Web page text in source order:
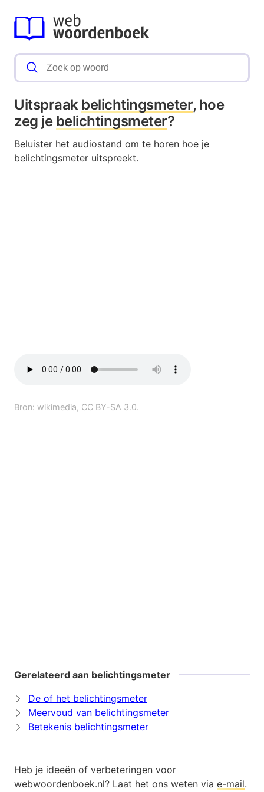
Uitspraak belichtingsmeter, hoe
zeg je belichtingsmeter?
Beluister het audiostand om te horen hoe je
belichtingsmeter uitspreekt.
Bron: wikimedia, CC BY-SA 3.0.
Gerelateerd aan belichtingsmeter
De of het belichtingsmeter
Meervoud van belichtingsmeter
Betekenis belichtingsmeter
Heb je ideeën of verbeteringen voor
webwoordenboek.nl? Laat het ons weten via e-mail.